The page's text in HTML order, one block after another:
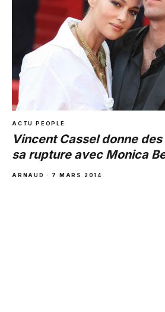
ACTU PEOPLE
Vincent Cassel donne
sa rupture avec Monica
ARNAUD · 7 MARS 2014